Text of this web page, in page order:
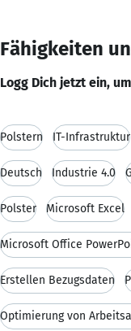
Fähigkeiten
Logg Dich jetzt ein,
Polstern IT-Infrastruktur
Deutsch Industrie 4.0
Polster Microsoft Excel
Microsoft Office
Erstellen Bezugsdaten
Optimierung von